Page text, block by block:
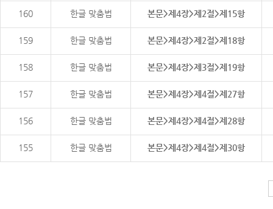
160 한글 맞춤법 본문>제4장>제2절>제15항
159 한글 맞춤법 본문>제4장>제2절>제18항
158 한글 맞춤법 본문>제4장>제3절>제19항
157 한글 맞춤법 본문>제4장>제4절>제27항
156 한글 맞춤법 본문>제4장>제4절>제28항
155 한글 맞춤법 본문>제4장>제4절>제30항